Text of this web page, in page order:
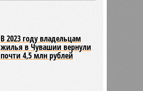
В 2023 году владельцам
жилья в Чувашии вернули
почти 4,5 млн рублей